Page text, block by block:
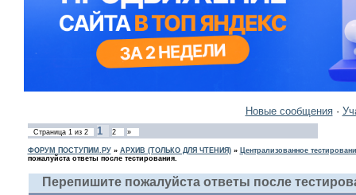
Новые сообщения·
Страница 1из 2 1 2 »
ФОРУМ ПОСТУПИМ.РУ» АРХИВ (ТОЛЬКО ДЛЯ ЧТЕНИЯ)» Централизованное
пожалуйста ответы после тестирования.
Перепишите пожалуйста ответы после